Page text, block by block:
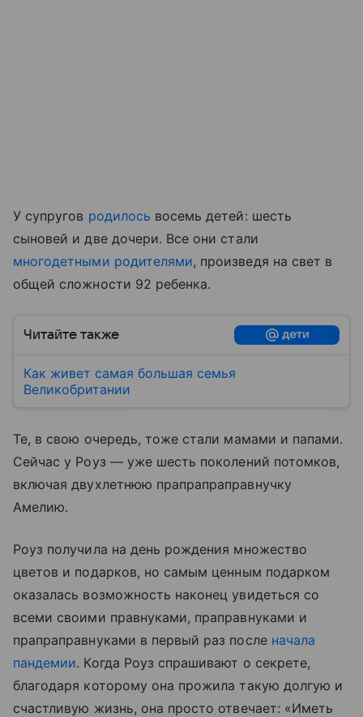
У супругов родилось восемь детей: шесть
сыновей и две дочери. Все они стали
многодетными родителями, произведя на свет в
общей сложности 92 ребенка.
Читайте также
Как живет самая большая семья
Великобритании
Те, в свою очередь, тоже стали мамами и папами.
Сейчас у Роуз — уже шесть поколений потомков,
включая двухлетнюю прапрапраправнучку
Амелию.
Роуз получила на день рождения множество
цветов и подарков, но самым ценным подарком
оказалась возможность наконец увидеться со
всеми своими правнуками, праправнуками и
прапраправнуками в первый раз после начала
пандемии. Когда Роуз спрашивают о секрете,
благодаря которому она прожила такую долгую и
счастливую жизнь, она просто отвечает: «Иметь